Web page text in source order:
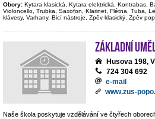
Obory: Kytara klasická, Kytara elektrická, Kontrabas,
Violoncello, Trubka, Saxofon, Klarinet, Flétna, Tuba,
klávesy, Varhany, Bicí nástroje, Zpěv klasický, Zpěv
Základní
Husova 198,
724 304 692
e-mail
www.zus-
Naše škola poskytuje vzdělávání ve čtyřech